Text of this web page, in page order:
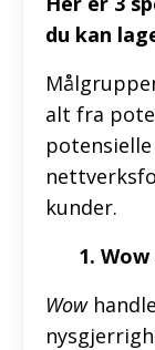
du kan
alt fra
kunder.
1.
Wow